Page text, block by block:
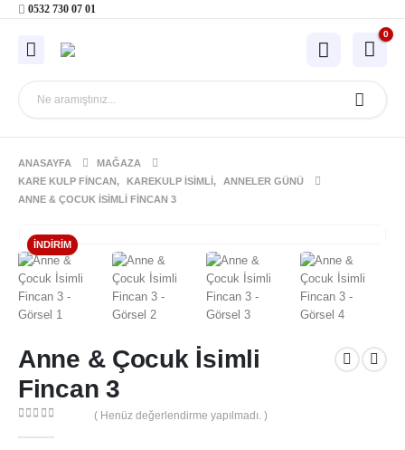
0532 730 07 01
0
ANASAYFA
MAĞAZA
KARE KULP FINCAN, KAREKULP İSIMLI,
ANNELER GÜNÜ
ANNE & ÇOCUK İSIMLI FINCAN 3
İNDIRIM
Anne & Çocuk İsimli
Fincan 3
( Henüz değerlendirme yapılmadı. )